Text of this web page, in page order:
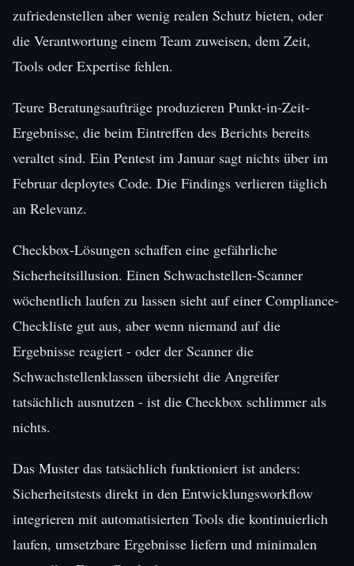
zufriedenstellen aber wenig realen Schutz bieten, oder
die Verantwortung einem Team zuweisen, dem Zeit,
Tools oder Expertise fehlen.
Teure Beratungsaufträge produzieren Punkt-in-Zeit-
Ergebnisse, die beim Eintreffen des Berichts bereits
veraltet sind. Ein Pentest im Januar sagt nichts über im
Februar deploytes Code. Die Findings verlieren täglich
an Relevanz.
Checkbox-Lösungen schaffen eine gefährliche
Sicherheitsillusion. Einen Schwachstellen-Scanner
wöchentlich laufen zu lassen sieht auf einer Compliance-
Checkliste gut aus, aber wenn niemand auf die
Ergebnisse reagiert - oder der Scanner die
Schwachstellenklassen übersieht die Angreifer
tatsächlich ausnutzen - ist die Checkbox schlimmer als
nichts.
Das Muster das tatsächlich funktioniert ist anders:
Sicherheitstests direkt in den Entwicklungsworkflow
integrieren mit automatisierten Tools die kontinuierlich
laufen, umsetzbare Ergebnisse liefern und minimalen